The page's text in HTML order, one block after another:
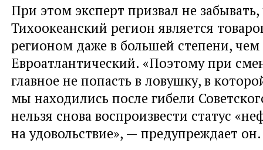
При этом эксперт призвал не забывать,
Тихоокеанский регион является
регионом даже в большей степени, чем
Евроатлантический. «Поэтому при
главное не попасть в ловушку, в
мы находились после гибели
нельзя снова воспроизвести статус «
на удовольствие», — предупреждает он.